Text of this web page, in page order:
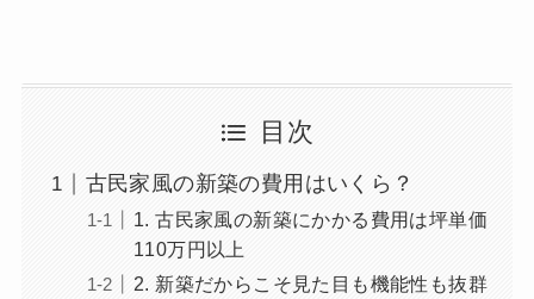
目次
古民家風の新築の費用はいくら？
1. 古民家風の新築にかかる費用は坪単価
110万円以上
2. 新築だからこそ見た目も機能性も抜群